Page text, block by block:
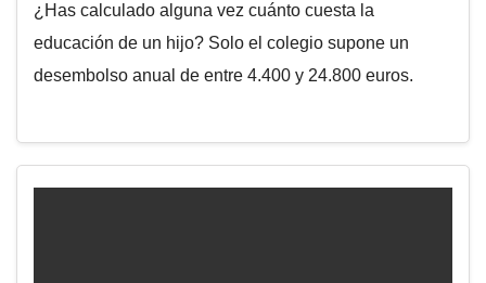
¿Has calculado alguna vez cuánto cuesta la
educación de un hijo? Solo el colegio supone un
desembolso anual de entre 4.400 y 24.800 euros.